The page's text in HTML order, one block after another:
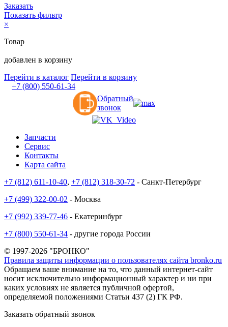
Заказать
Показать фильтр
×
Товар
добавлен в корзину
Перейти в каталог Перейти в корзину
+7 (800) 550-61-34
Обратный
звонок
Запчасти
Сервис
Контакты
Карта сайта
+7 (812) 611-10-40, +7 (812) 318-30-72 - Санкт-Петербург
+7 (499) 322-00-02 - Москва
+7 (992) 339-77-46 - Екатеринбург
+7 (800) 550-61-34 - другие города России
© 1997-2026 "БРОНКО"
Правила защиты информации о пользователях сайта bronko.ru
Обращаем ваше внимание на то, что данный интернет-сайт
носит исключительно информационный характер и ни при
каких условиях не является публичной офертой,
определяемой положениями Статьи 437 (2) ГК РФ.
Заказать обратный звонок